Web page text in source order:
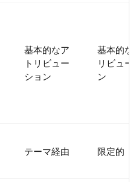
基本的なア
トリビュー
ション
基本的な
リビュー
ン
テーマ経由 限定的